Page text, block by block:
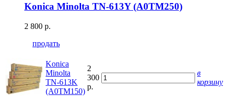
Konica Minolta TN-613Y (A0TM250)
2 800 р.
продать
Konica
Minolta
TN-613K
(A0TM150)
2
300
р.
в
корзину